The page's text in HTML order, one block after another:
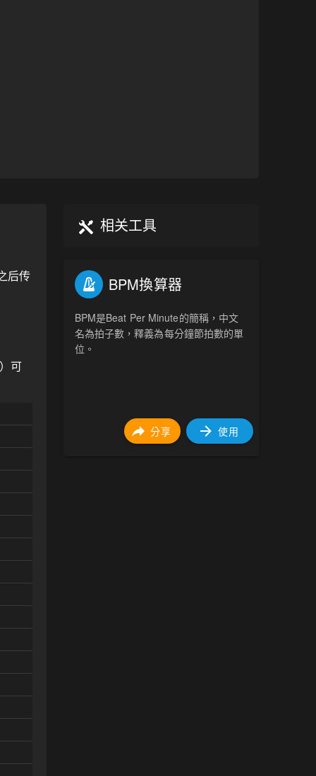
后传
可
相关工具
BPM換算器
BPM是Beat Per Minute的簡稱，中文
名為拍子數，釋義為每分鐘節拍數的單
位。
分享 使用